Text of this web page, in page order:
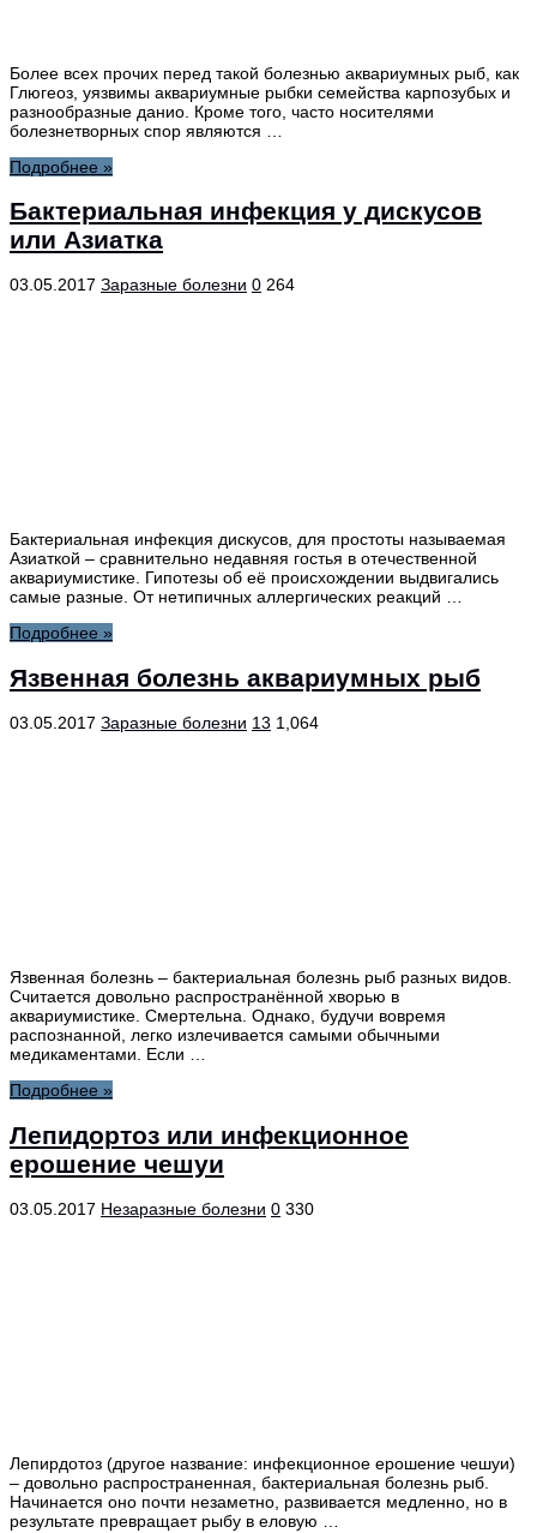
Более всех прочих перед такой болезнью аквариумных рыб, как
Глюгеоз, уязвимы аквариумные рыбки семейства карпозубых и
разнообразные данио. Кроме того, часто носителями
болезнетворных спор являются …
Подробнее »
Бактериальная инфекция у дискусов
или Азиатка
03.05.2017 Заразные болезни 0 264
Бактериальная инфекция дискусов, для простоты называемая
Азиаткой – сравнительно недавняя гостья в отечественной
аквариумистике. Гипотезы об её происхождении выдвигались
самые разные. От нетипичных аллергических реакций …
Подробнее »
Язвенная болезнь аквариумных рыб
03.05.2017 Заразные болезни 13 1,064
Язвенная болезнь – бактериальная болезнь рыб разных видов.
Считается довольно распространённой хворью в
аквариумистике. Смертельна. Однако, будучи вовремя
распознанной, легко излечивается самыми обычными
медикаментами. Если …
Подробнее »
Лепидортоз или инфекционное
ерошение чешуи
03.05.2017 Незаразные болезни 0 330
Лепирдотоз (другое название: инфекционное ерошение чешуи)
– довольно распространенная, бактериальная болезнь рыб.
Начинается оно почти незаметно, развивается медленно, но в
результате превращает рыбу в еловую …